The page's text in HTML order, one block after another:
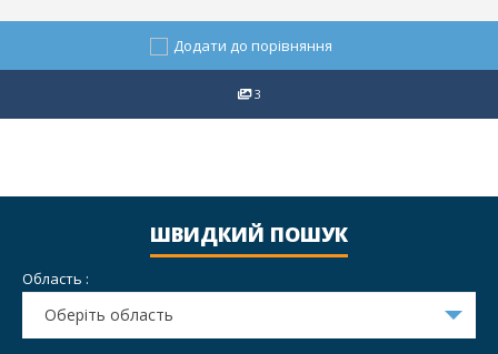
Додати до порівняння
3
ШВИДКИЙ ПОШУК
Область :
Оберіть область